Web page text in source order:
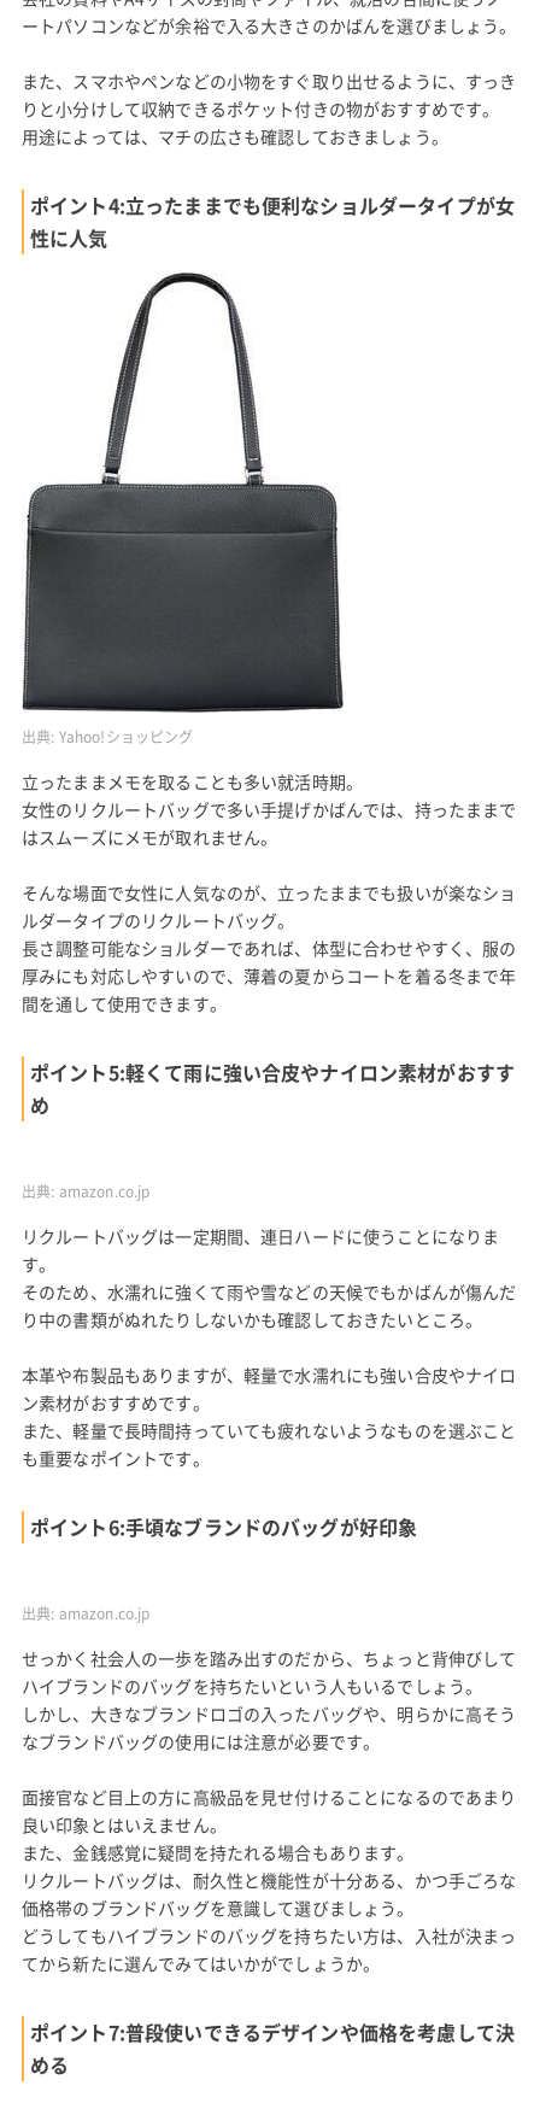
ートパソコンなどが余裕で入る大きさのかばんを選びましょう。
また、スマホやペンなどの小物をすぐ取り出せるように、すっき
りと小分けして収納できるポケット付きの物がおすすめです。
用途によっては、マチの広さも確認しておきましょう。
ポイント4:立ったままでも便利なショルダータイプが女
性に人気
出典: Yahoo!ショッピング
立ったままメモを取ることも多い就活時期。
女性のリクルートバッグで多い手提げかばんでは、持ったままで
はスムーズにメモが取れません。
そんな場面で女性に人気なのが、立ったままでも扱いが楽なショ
ルダータイプのリクルートバッグ。
長さ調整可能なショルダーであれば、体型に合わせやすく、服の
厚みにも対応しやすいので、薄着の夏からコートを着る冬まで年
間を通して使用できます。
ポイント5:軽くて雨に強い合皮やナイロン素材がおすす
め
出典: amazon.co.jp
リクルートバッグは一定期間、連日ハードに使うことになりま
す。
そのため、水濡れに強くて雨や雪などの天候でもかばんが傷んだ
り中の書類がぬれたりしないかも確認しておきたいところ。
本革や布製品もありますが、軽量で水濡れにも強い合皮やナイロ
ン素材がおすすめです。
また、軽量で長時間持っていても疲れないようなものを選ぶこと
も重要なポイントです。
ポイント6:手頃なブランドのバッグが好印象
出典: amazon.co.jp
せっかく社会人の一歩を踏み出すのだから、ちょっと背伸びして
ハイブランドのバッグを持ちたいという人もいるでしょう。
しかし、大きなブランドロゴの入ったバッグや、明らかに高そう
なブランドバッグの使用には注意が必要です。
面接官など目上の方に高級品を見せ付けることになるのであまり
良い印象とはいえません。
また、金銭感覚に疑問を持たれる場合もあります。
リクルートバッグは、耐久性と機能性が十分ある、かつ手ごろな
価格帯のブランドバッグを意識して選びましょう。
どうしてもハイブランドのバッグを持ちたい方は、入社が決まっ
てから新たに選んでみてはいかがでしょうか。
ポイント7:普段使いできるデザインや価格を考慮して決
める